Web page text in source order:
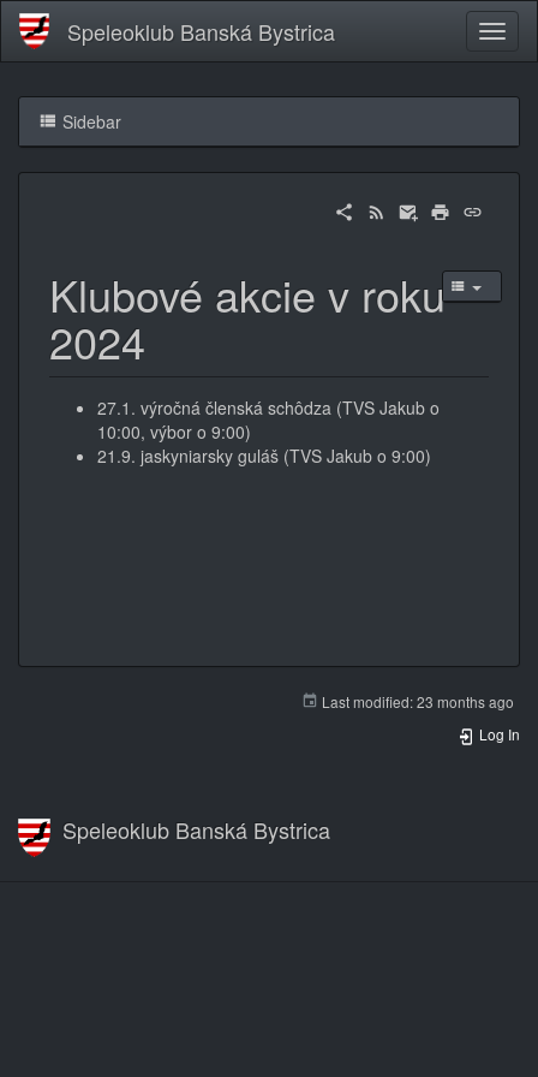
Speleoklub Banská Bystrica
Sidebar
Klubové akcie v roku
2024
27.1. výročná členská schôdza (TVS Jakub o
10:00, výbor o 9:00)
21.9. jaskyniarsky guláš (TVS Jakub o 9:00)
Last modified:23 months ago
Log In
Speleoklub Banská Bystrica